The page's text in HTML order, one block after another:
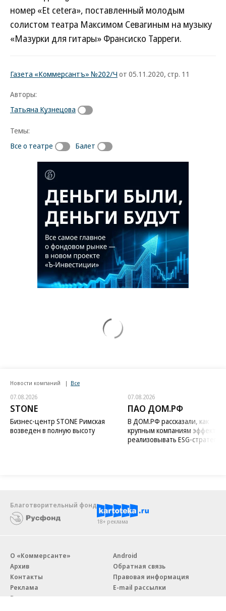
номер «Et cetera», поставленный молодым
солистом театра Максимом Севагиным на музыку
«Мазурки для гитары» Франсиско Тарреги.
Газета «Коммерсантъ» №202/Ч от 05.11.2020, стр. 11
Авторы:
Татьяна Кузнецова
Темы:
Все о театре
Балет
Новости компаний Все
07.08.2026
STONE
Бизнес-центр STONE Римская
возведен в полную высоту
07.08.2026
ПАО ДОМ.РФ
В ДОМ.РФ рассказали, как
крупным компаниям
реализовывать ESG-стратегию
Благотворительный фонд
18+ реклама
О «Коммерсанте»
Архив
Контакты
Реклама
Вакансии
Android
Обратная связь
Правовая информация
E-mail рассылки